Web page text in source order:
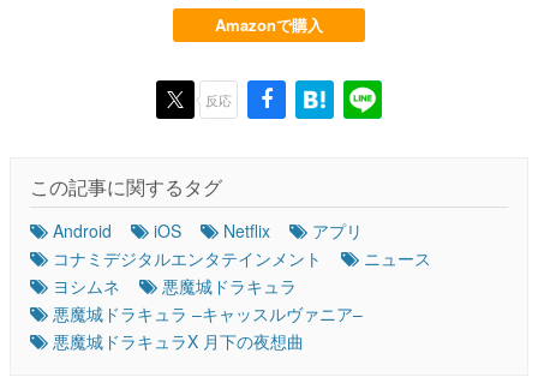
Amazonで購入
反応
この記事に関するタグ
Android iOS Netflix
アプリ
コナミデジタルエンタテインメント
ニュース
ヨシムネ
悪魔城ドラキュラ
悪魔城ドラキュラ –キャッスルヴァニア–
悪魔城ドラキュラX 月下の夜想曲